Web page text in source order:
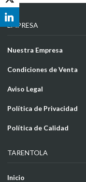
EMPRESA
Nuestra Empresa
Condiciones de Venta
Aviso Legal
Política de Privacidad
Política de Calidad
TARENTOLA
Inicio